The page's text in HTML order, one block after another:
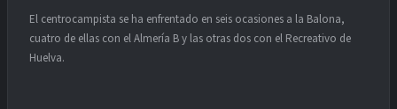
El centrocampista se ha enfrentado en seis ocasiones a la Balona,
cuatro de ellas con el Almería B y las otras dos con el Recreativo de
Huelva.